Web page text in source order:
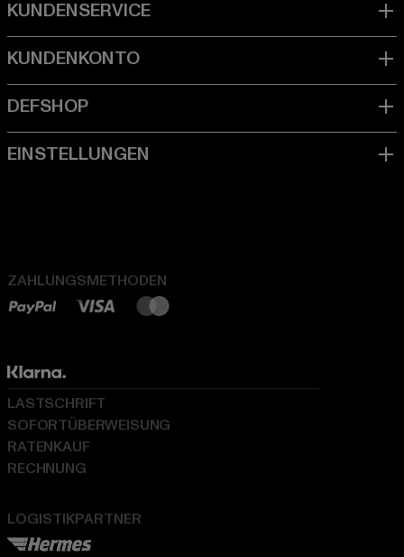
ZAHLUNGSMETHODEN
LOGISTIKPARTNER
LASTSCHRIFT
SOFORTÜBERWEISUNG
RATENKAUF
RECHNUNG